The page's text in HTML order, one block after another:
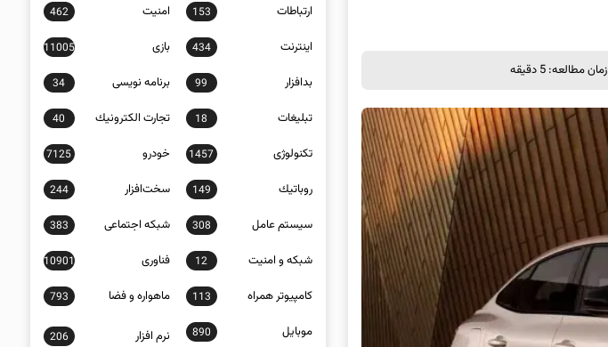
زمان مطالعه: 5 دقیقه
ارتباطات 153 امنيت 462
اينترنت 434 بازی 11005
بدافزار 99 برنامه نويسی 34
تبلیغات 18 تجارت الكترونيك 40
تکنولوژی 1457 خودرو 7125
روباتيك 149 سخت‌افزار 244
سيستم عامل 308 شبكه اجتماعی 383
شبكه و امنيت 12 فناوری 10901
كامپيوتر همراه 113 ماهواره و فضا 793
موبايل 890 نرم افزار 206